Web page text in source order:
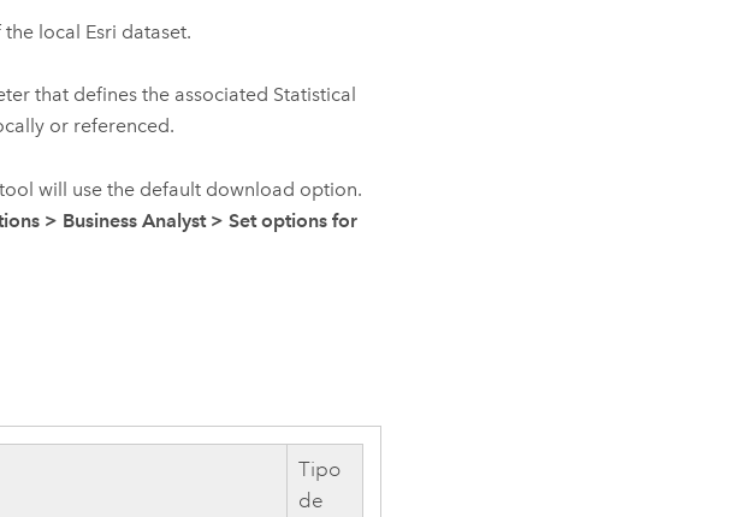
local Esri dataset.
that defines the associated Statistical
or referenced.
will use the default download option.
> Business Analyst > Set options for
Tipo
de